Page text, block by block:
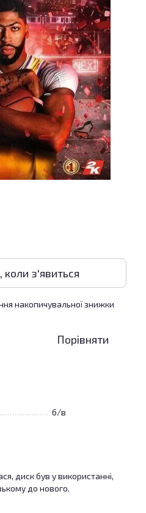
коли з'явиться
накопичувальної знижки
Порівняти
б/в
диск був у використанні,
до нового.